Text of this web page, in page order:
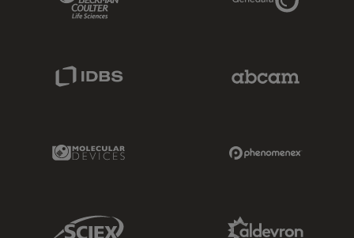
Molecular Devices Link
Sciex Link